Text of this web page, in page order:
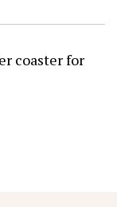
coaster for